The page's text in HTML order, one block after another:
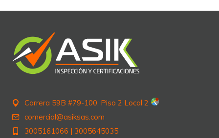
entradas
Carrera 59B #79-100, Piso 2 Local 2
comercial@asiksas.com
3005161066 | 3005645035